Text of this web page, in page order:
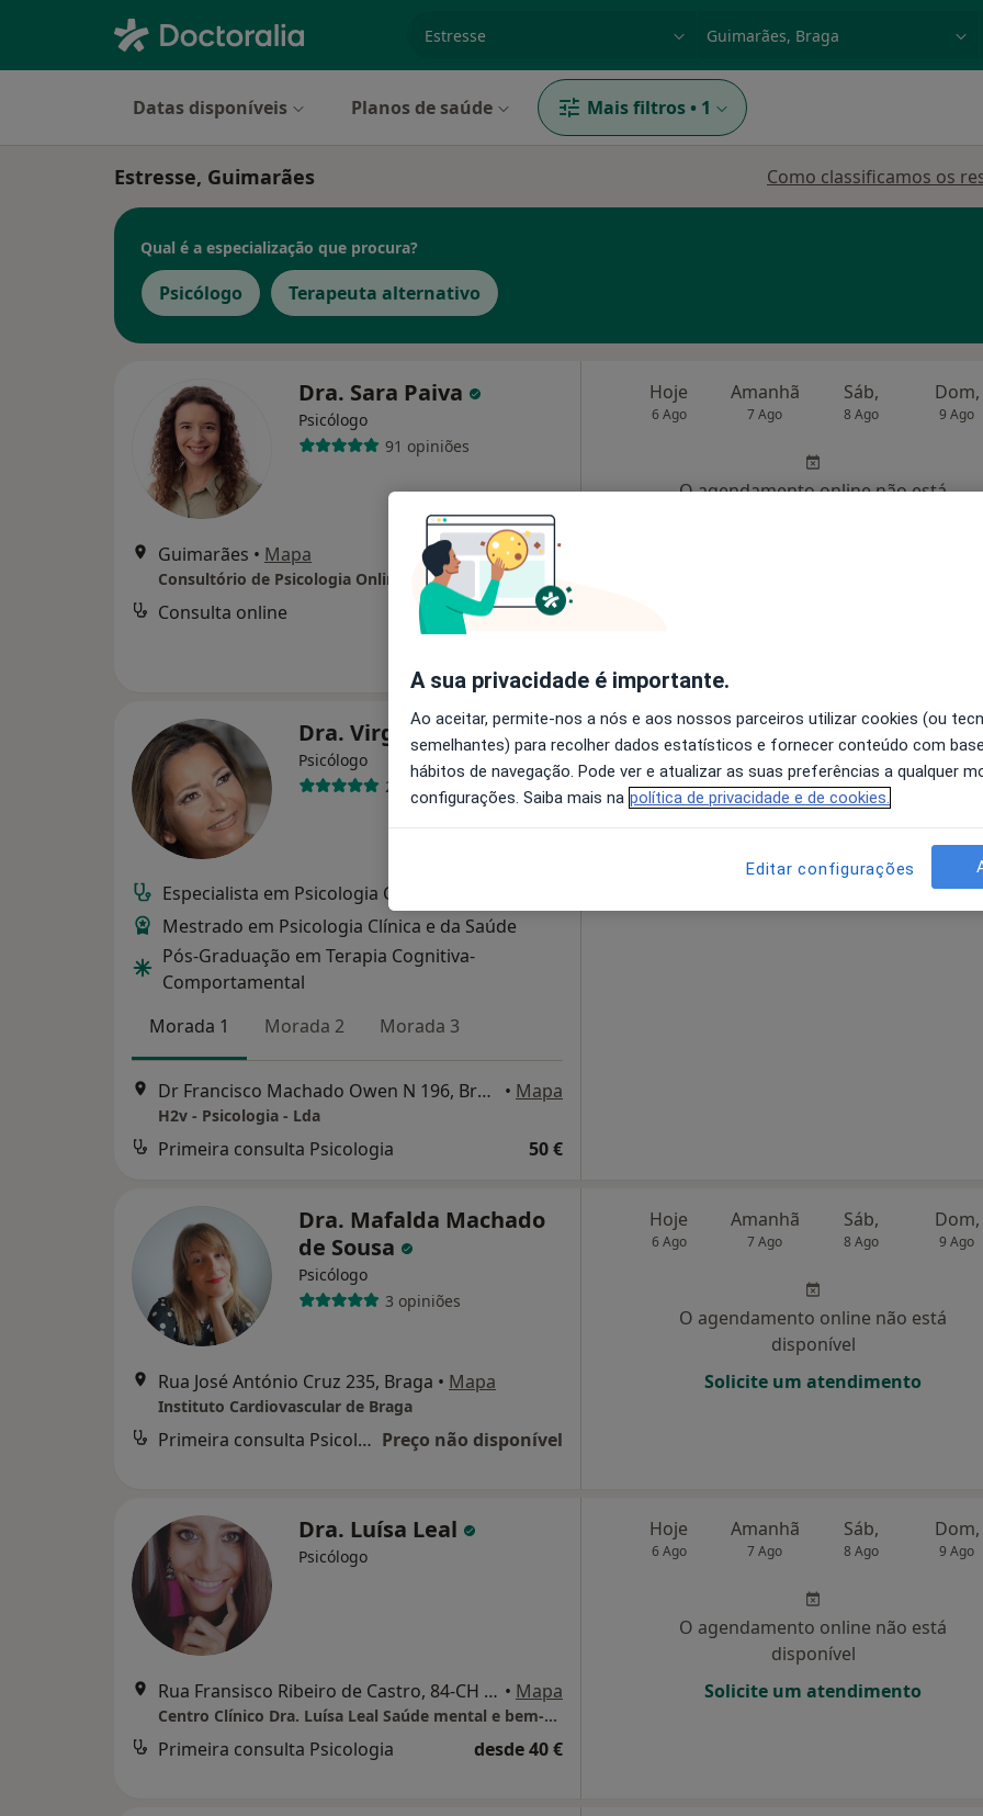
Datas disponíveis Planos de saúde Mais filtros • 1
Estresse, Guimarães Como classificamos os
Qual é a especialização que procura?
Psicólogo Terapeuta alternativo
Dra. Sara Paiva
Psicólogo
91 opiniões
Guimarães • Mapa
Consultório de Psicologia Online - Guimarães
Consulta online desde 55 €
Hoje
6 Ago
Amanhã
7 Ago
Sáb,
8 Ago
Dom,
9 Ago
O agendamento online não está
Dra. Virgínia Antunes
Psicólogo
213 opiniões
Especialista em Psicologia Clínica e da Saúde
Mestrado em Psicologia Clínica e da Saúde
Pós-Graduação em Terapia Cognitiva-
Comportamental
Morada 1
Morada 2 Morada 3
Dr Francisco Machado Owen N 196, Braga • Mapa
H2v - Psicologia - Lda
Primeira consulta Psicologia 50 €
Hoje
6 Ago
Amanhã
7 Ago
Sáb,
8 Ago
Dom,
9 Ago
disponível
Dra. Mafalda Machado
de Sousa
Psicólogo
3 opiniões
Rua José António Cruz 235, Braga • Mapa
Instituto Cardiovascular de Braga
Primeira consulta Psicologia Preço não disponível
Hoje
6 Ago
Amanhã
7 Ago
Sáb,
8 Ago
Dom,
9 Ago
O agendamento online não está
disponível
Solicite um atendimento
Dra. Luísa Leal
Psicólogo
Rua Fransisco Ribeiro de Castro, 84-CH Guimarães, Guimarães • Mapa
Centro Clínico Dra. Luísa Leal Saúde mental e bem-estar
Primeira consulta Psicologia desde 40 €
Hoje
6 Ago
Amanhã
7 Ago
Sáb,
8 Ago
Dom,
9 Ago
O agendamento online não está
disponível
Solicite um atendimento
A sua privacidade é importante.
Ao aceitar, permite-nos a nós e aos nossos parceiros utilizar cookies (ou
semelhantes) para recolher dados estatísticos e fornecer conteúdo com
hábitos de navegação. Pode ver e atualizar as suas preferências a qualquer
configurações. Saiba mais na política de privacidade e de cookies.
Editar configurações